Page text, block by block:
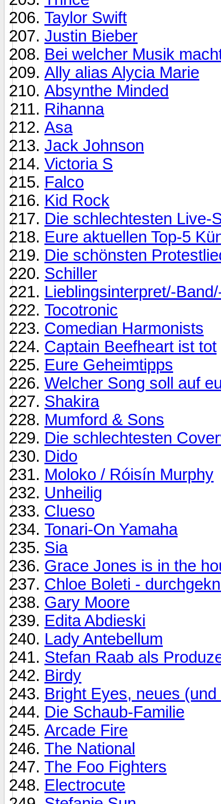
Taylor Swift
Justin Bieber
Bei welcher Musik
Ally alias Alycia Marie
Absynthe Minded
Rihanna
Asa
Jack Johnson
Victoria S
Falco
Kid Rock
Die schlechtesten Live-
Eure aktuellen Top-5
Die schönsten
Schiller
Lieblingsinterpret/-
Tocotronic
Comedian Harmonists
Captain Beefheart ist tot
Eure Geheimtipps
Welcher Song soll auf
Shakira
Mumford & Sons
Die schlechtesten
Dido
Moloko / Róisín Murphy
Unheilig
Clueso
Tonari-On Yamaha
Sia
Grace Jones is in the
Chloe Boleti -
Gary Moore
Edita Abdieski
Lady Antebellum
Stefan Raab als
Birdy
Bright Eyes, neues
Die Schaub-Familie
Arcade Fire
The National
The Foo Fighters
Electrocute